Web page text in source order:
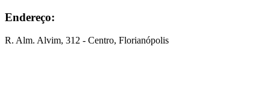
Endereço:
R. Alm. Alvim, 312 - Centro, Florianópolis